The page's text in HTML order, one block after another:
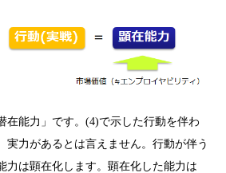
在能力」です。(4)で示した行動を伴わ
実力があるとは言えません。行動が伴う
力は顕在化します。顕在化した能力は